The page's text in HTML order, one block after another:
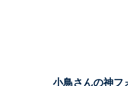
小鳥さんの神フ